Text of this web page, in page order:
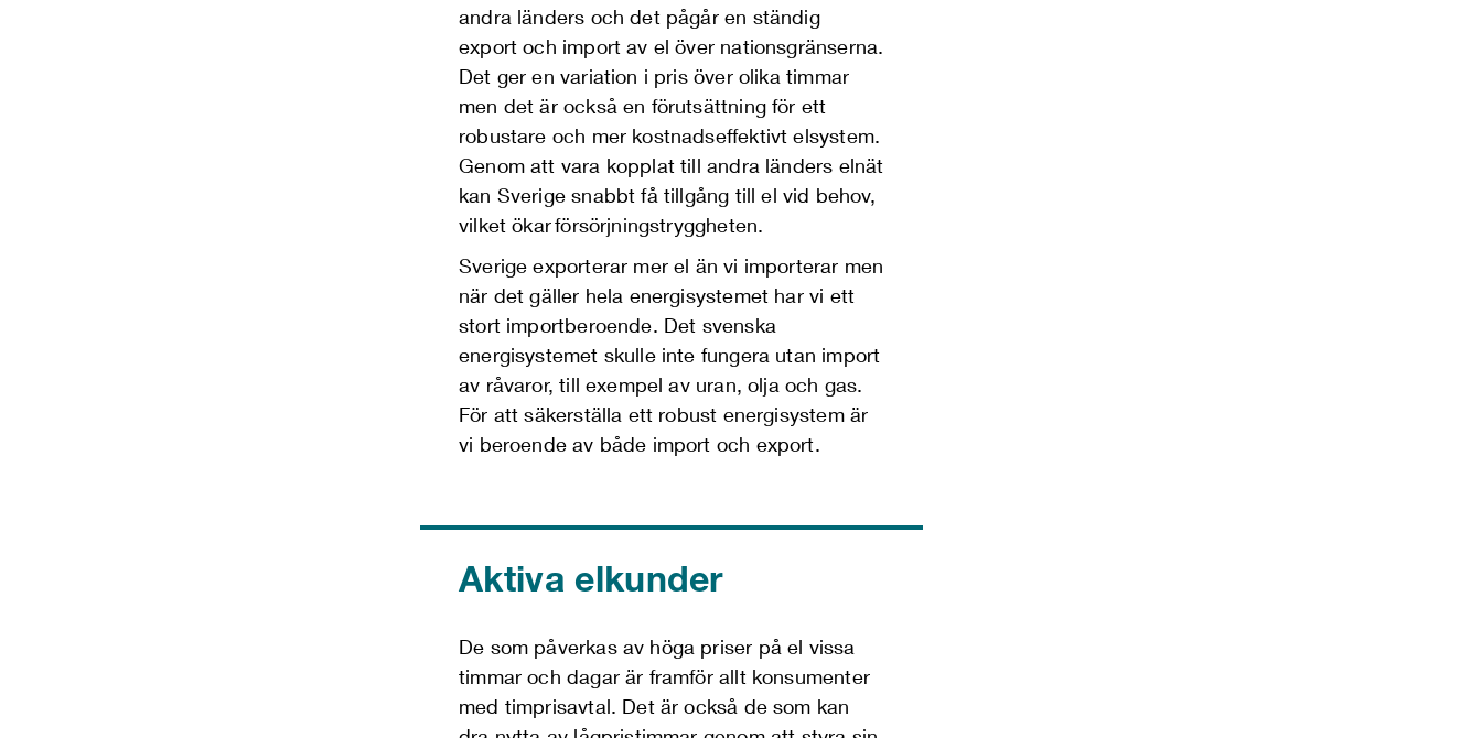
andra länders och det pågår en ständig
export och import av el över nationsgränserna.
Det ger en variation i pris över olika timmar
men det är också en förutsättning för ett
robustare och mer kostnadseffektivt elsystem.
Genom att vara kopplat till andra länders elnät
kan Sverige snabbt få tillgång till el vid behov,
vilket ökar försörjningstryggheten.
Sverige exporterar mer el än vi importerar men
när det gäller hela energisystemet har vi ett
stort importberoende. Det svenska
energisystemet skulle inte fungera utan import
av råvaror, till exempel av uran, olja och gas.
För att säkerställa ett robust energisystem är
vi beroende av både import och export.
Aktiva elkunder
De som påverkas av höga priser på el vissa
timmar och dagar är framför alltkonsumenter
med timprisavtal. Det är också de som kan